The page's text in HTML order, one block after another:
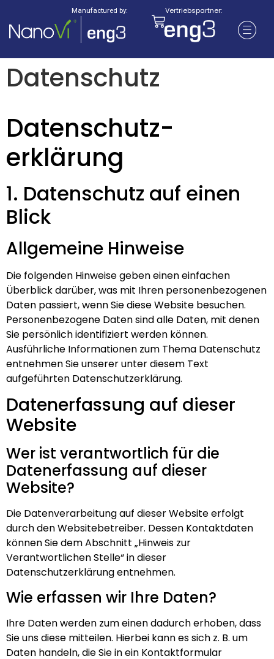
Manufactured by: Vertriebspartner:
Datenschutz
Datenschutz­
erklärung
1. Datenschutz auf einen
Blick
Allgemeine Hinweise
Die folgenden Hinweise geben einen einfachen
Überblick darüber, was mit Ihren personenbezogenen
Daten passiert, wenn Sie diese Website besuchen.
Personenbezogene Daten sind alle Daten, mit denen
Sie persönlich identifiziert werden können.
Ausführliche Informationen zum Thema Datenschutz
entnehmen Sie unserer unter diesem Text
aufgeführten Datenschutzerklärung.
Datenerfassung auf dieser
Website
Wer ist verantwortlich für die
Datenerfassung auf dieser
Website?
Die Datenverarbeitung auf dieser Website erfolgt
durch den Websitebetreiber. Dessen Kontaktdaten
können Sie dem Abschnitt „Hinweis zur
Verantwortlichen Stelle“ in dieser
Datenschutzerklärung entnehmen.
Wie erfassen wir Ihre Daten?
Ihre Daten werden zum einen dadurch erhoben, dass
Sie uns diese mitteilen. Hierbei kann es sich z. B. um
Daten handeln, die Sie in ein Kontaktformular